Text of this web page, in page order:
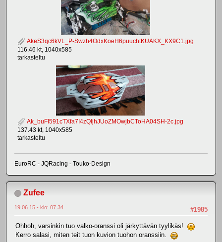
AkeS3qc6kVL_P-Swzh4OdxKoeH6puuchtKUAKX_KX9C1.jpg
116.46 kt, 1040x585
tarkasteltu
Ak_buFI591cTXfa7I4zQljhJUoZMOwjbCToHA04SH-2c.jpg
137.43 kt, 1040x585
tarkasteltu
EuroRC - JQRacing - Touko-Design
Zufee
#1985
19.06.15 - klo: 07.34
Ohhoh, varsinkin tuo valko-oranssi oli järkyttävän tyylikäs!
Kerro salasi, miten teit tuon kuvion tuohon oranssiin.